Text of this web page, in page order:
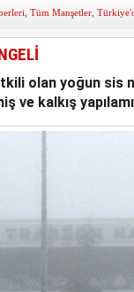
ORTAKLIĞINI 2033’E
RUSYA’DA TANIM
UÇAĞI KAZA KRIMA
Tüm Manşetler,
olan yoğun sis
ve kalkış